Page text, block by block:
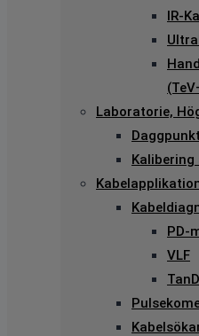
IR-
Laboratorie,
PD-
VLF